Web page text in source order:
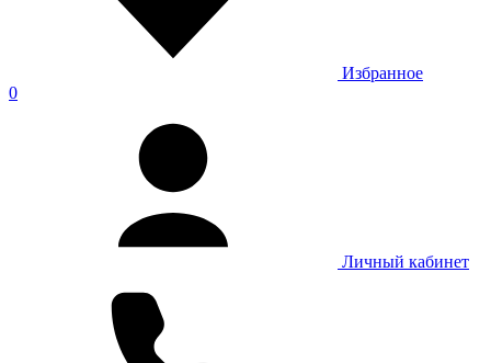
Избранное
0
Личный кабинет